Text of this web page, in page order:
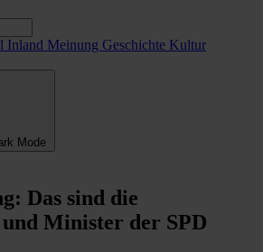
Inland Meinung Geschichte Kultur
Mode
Das sind die
Minister der SPD